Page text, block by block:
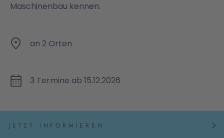
Maschinenbau kennen.
an 2 Orten
3 Termine ab 15.12.2026
JETZT INFORMIEREN